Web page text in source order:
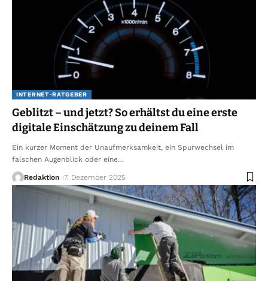
INTERNET-RATGEBER
Geblitzt – und jetzt? So erhältst du eine erste
digitale Einschätzung zu deinem Fall
Ein kurzer Moment der Unaufmerksamkeit, ein Spurwechsel im
falschen Augenblick oder eine…
Redaktion 7. Dezember 2025